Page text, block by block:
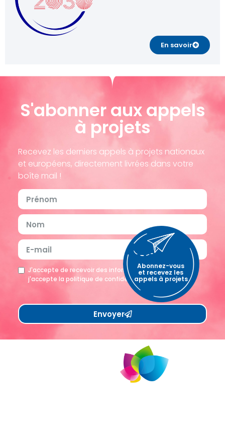
En savoir
S'abonner aux appels
à projets
Recevez les derniers appels à projets nationaux
et européens, directement livrées dans votre
boîte mail !
J'accepte de recevoir des informations et l'agenda et
j'accepte la politique de confidentialité
Envoyer
Abonnez-vous
et recevez les
appels à projets